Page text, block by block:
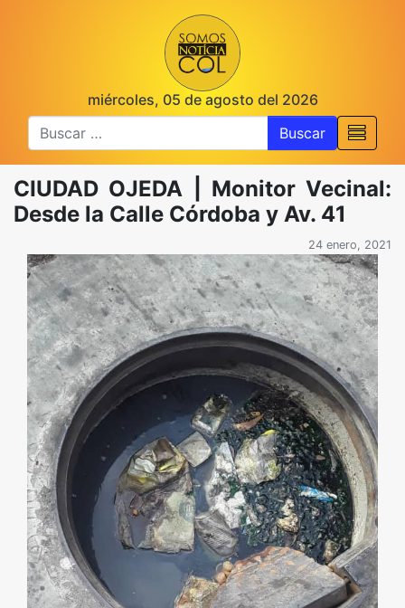
miércoles, 05 de agosto del 2026
Buscar
CIUDAD OJEDA | Monitor Vecinal:
Desde la Calle Córdoba y Av. 41
24 enero, 2021